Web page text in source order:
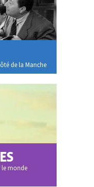
de la Manche
le monde